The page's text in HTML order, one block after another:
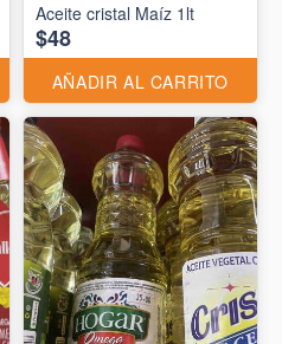
Aceite cristal Maíz 1lt
$48
AÑADIR AL CARRITO